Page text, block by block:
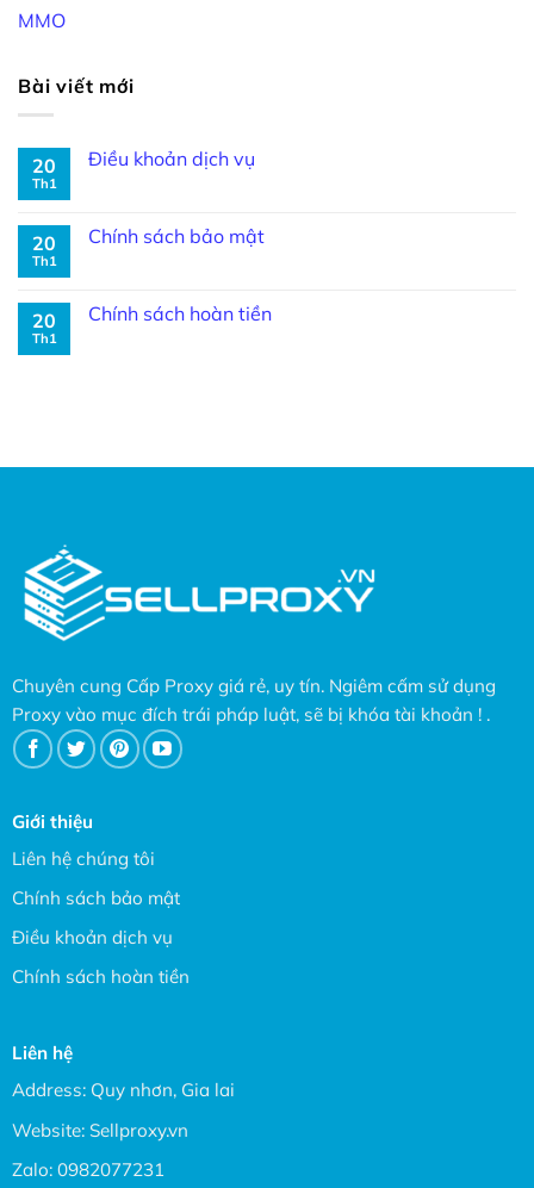
MMO
Bài viết mới
20
Th1
Điều khoản dịch vụ
20
Th1
Chính sách bảo mật
20
Th1
Chính sách hoàn tiền
Chuyên cung Cấp Proxy giá rẻ, uy tín. Ngiêm cấm sử dụng
Proxy vào mục đích trái pháp luật, sẽ bị khóa tài khoản ! .
Giới thiệu
Liên hệ chúng tôi
Chính sách bảo mật
Điều khoản dịch vụ
Chính sách hoàn tiền
Liên hệ
Address: Quy nhơn, Gia lai
Website: Sellproxy.vn
Zalo: 0982077231